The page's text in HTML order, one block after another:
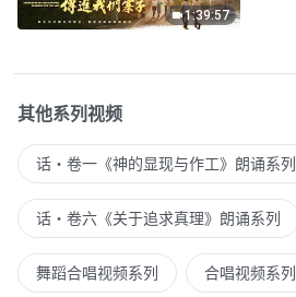
1:39:57
其他系列视频
话・卷一《神的显现与作工》朗诵系列
话・卷六《关于追求真理》朗诵系列
舞蹈合唱视频系列 合唱视频系列